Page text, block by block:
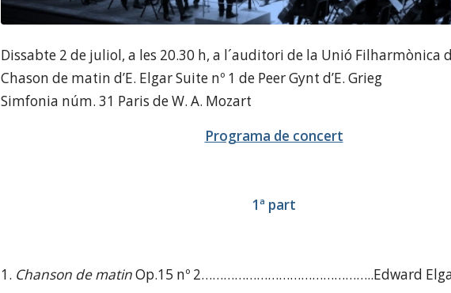
Dissabte 2 de juliol, a les 20.30 h, a l´auditori de la Unió Filharmònica
Chason de matin d’E. Elgar Suite nº 1 de Peer Gynt d’E. Grieg
Simfonia núm. 31 Paris de W. A. Mozart
Programa de concert
1ª part
1. Chanson de matinOp.15 nº 2………………………………………..Edward